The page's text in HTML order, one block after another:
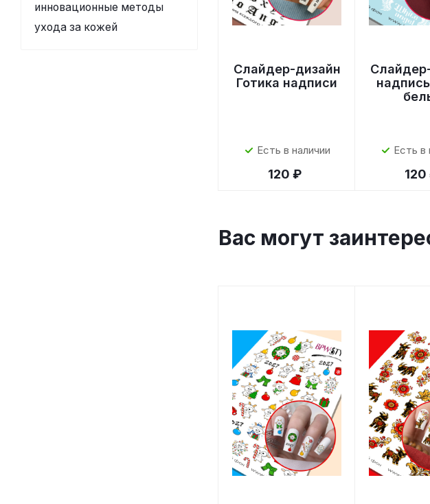
Слайдер-дизайн
Готика надписи
Есть в наличии
120 ₽
Есть в
120
Вас могут
инновационные методы
ухода за кожей